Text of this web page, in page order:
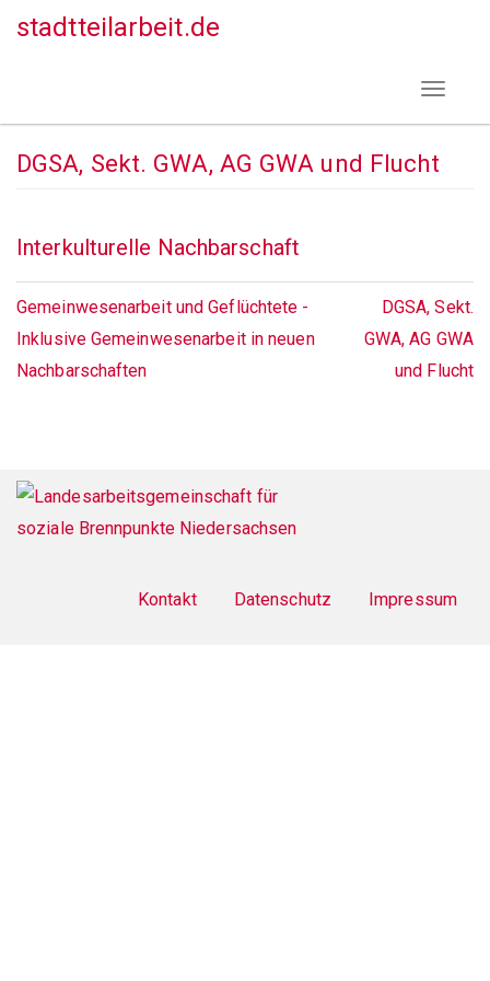
Direkt
stadtteilarbeit.de
Toggle
DGSA, Sekt. GWA, AG GWA und Flucht
Interkulturelle Nachbarschaft
Gemeinwesenarbeit und Geflüchtete -
Inklusive Gemeinwesenarbeit in neuen
Nachbarschaften
DGSA, Sekt.
GWA, AG GWA
und Flucht
Footer
menu
Kontakt Datenschutz Impressum